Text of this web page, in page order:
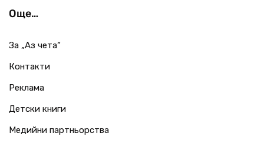
Още…
За „Аз чета“
Контакти
Реклама
Детски книги
Медийни партньорства